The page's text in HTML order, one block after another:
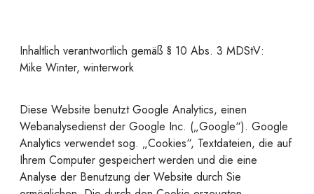
Inhaltlich verantwortlich gemäß § 10 Abs. 3 MDStV:
Mike Winter, winterwork
Diese Website benutzt Google Analytics, einen
Webanalysedienst der Google Inc. („Google“). Google
Analytics verwendet sog. „Cookies“, Textdateien, die auf
Ihrem Computer gespeichert werden und die eine
Analyse der Benutzung der Website durch Sie